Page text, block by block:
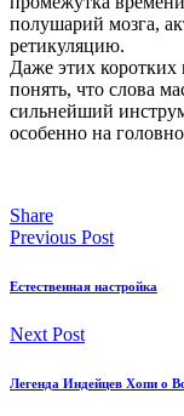
полушарий мозга,
ретикуляцию.
Даже этих
понять, что слова
сильнейший
особенно на
Share
Previous Post
Естественная настройка
Next Post
Легенда Индейцев Хопи о